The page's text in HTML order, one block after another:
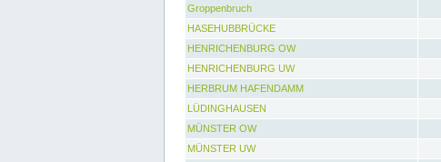
Groppenbruch
HASEHUBBRÜCKE
HENRICHENBURG OW
HENRICHENBURG UW
HERBRUM HAFENDAMM
LÜDINGHAUSEN
MÜNSTER OW
MÜNSTER UW